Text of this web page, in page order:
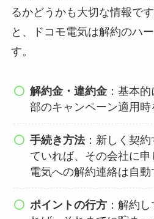
るかどうかも大切な情報で
と、ドコモ電気は解約のハ
す。
解約金・違約金 ：基本
部のキャンペーン適用時
手続き方法：新しく契
ていれば、その会社に
電気への解約連絡は自動
ポイントの行方 ：解約